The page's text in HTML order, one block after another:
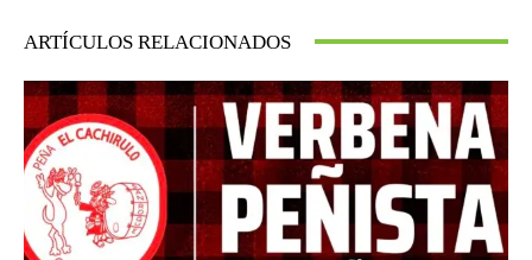
ARTÍCULOS RELACIONADOS